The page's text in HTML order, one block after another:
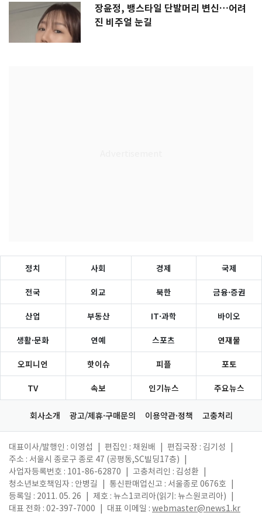
장윤정, 뱅스타일 단발머리 변신…어려
진 비주얼 눈길
정치 사회 경제 국제
전국 외교 북한 금융·증권
산업 부동산 IT·과학 바이오
생활·문화 연예 스포츠 연재물
오피니언 핫이슈 피플 포토
TV 속보 인기뉴스 주요뉴스
회사소개 광고/제휴·구매문의 이용약관·정책 고충처리
대표이사/발행인 : 이영섭 편집인 : 채원배 편집국장 : 김기성
주소 : 서울시 종로구 종로 47 (공평동,SC빌딩17층)
사업자등록번호 : 101-86-62870
고충처리인 : 김성환
청소년보호책임자 : 안병길
통신판매업신고 : 서울종로 0676호
등록일 : 2011. 05. 26
제호 : 뉴스1코리아(읽기: 뉴스원코리아)
대표 전화 : 02-397-7000
대표 이메일 : webmaster@news1.kr